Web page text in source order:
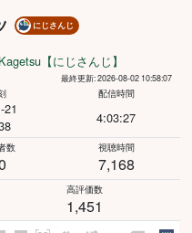
にじさんじ
【にじさんじ】
最終更新: 2026-08-02 10:58:07
21
配信時間
4:03:27
数 視聴時間
7,168
高評価数
1,451